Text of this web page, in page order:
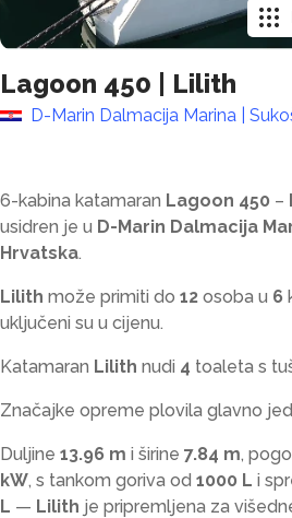
Lagoon 450 Lilith
D-Marin Dalmacija Marina |
6-kabina katamaran Lagoon 450 –
usidren je u D-Marin Dalmacija
Hrvatska.
Lilith može primiti do 12 osoba u 6
uključeni su u cijenu.
Katamaran Lilith nudi 4 toaleta s
Značajke opreme plovila glavno
Duljine 13.96 m i širine 7.84 m,
kW, s tankom goriva od 1000 L i
L — Lilith je pripremljena za